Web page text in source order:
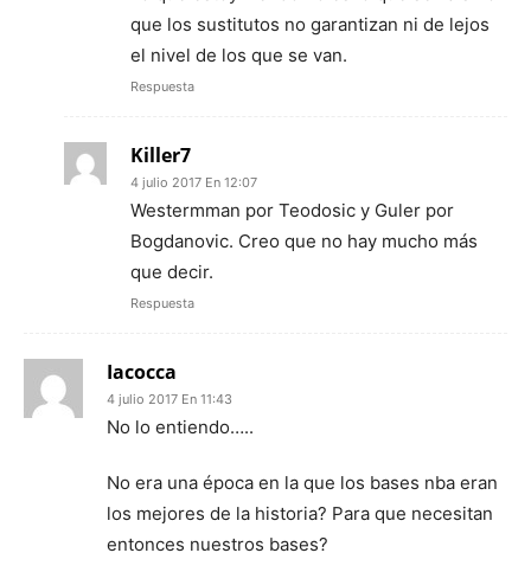
que los sustitutos no garantizan ni de lejos
el nivel de los que se van.
Respuesta
Killer7
4 julio 2017 En 12:07
Westermman por Teodosic y Guler por
Bogdanovic. Creo que no hay mucho más
que decir.
Respuesta
Iacocca
4 julio 2017 En 11:43
No lo entiendo…..
No era una época en la que los bases nba eran
los mejores de la historia? Para que necesitan
entonces nuestros bases?